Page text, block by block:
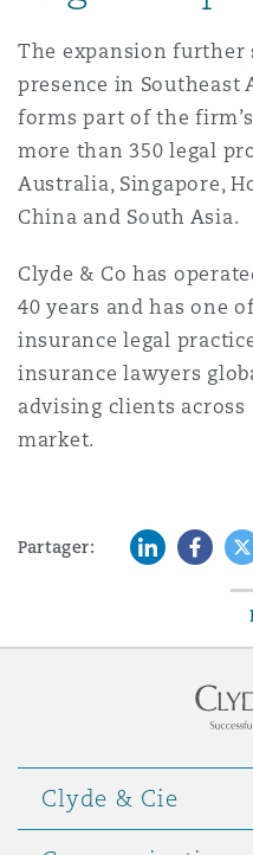
The expansion further
presence in Southeast
forms part of the
more than 350 legal
Australia, Singapore,
China and South Asia.
Clyde & Co has
40 years and has one
insurance legal
insurance lawyers
advising clients
market.
Partager: LinkedIn
Clyde & Cie